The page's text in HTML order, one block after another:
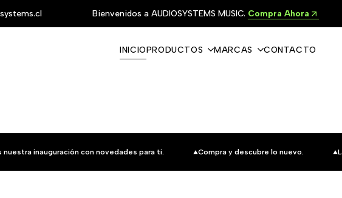
Bienvenidos a AUDIOSYSTEMS MUSIC. Compra Ahora
INICIOPRODUCTOS MARCAS CONTACTO
nuestra inauguración con novedades para ti. Compra y descubre lo nuevo.